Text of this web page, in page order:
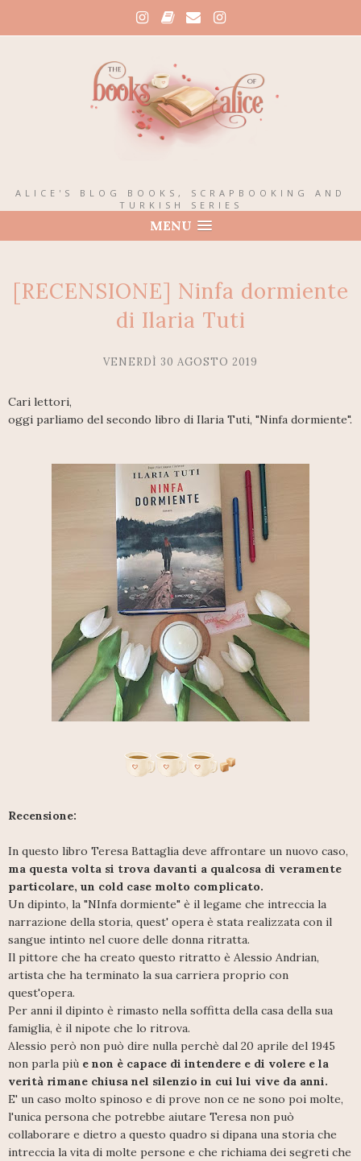
ALICE'S BLOG BOOKS, SCRAPBOOKING AND
TURKISH SERIES
MENU
[RECENSIONE] Ninfa dormiente
di Ilaria Tuti
VENERDÌ 30 AGOSTO 2019
Cari lettori,
oggi parliamo del secondo libro di Ilaria Tuti, "Ninfa dormiente".
Recensione:
In questo libro Teresa Battaglia deve affrontare un nuovo caso,
ma questa volta si trova davanti a qualcosa di veramente
particolare, un cold case molto complicato.
Un dipinto, la "NInfa dormiente" è il legame che intreccia la
narrazione della storia, quest' opera è stata realizzata con il
sangue intinto nel cuore delle donna ritratta.
Il pittore che ha creato questo ritratto è Alessio Andrian,
artista che ha terminato la sua carriera proprio con
quest'opera.
Per anni il dipinto è rimasto nella soffitta della casa della sua
famiglia, è il nipote che lo ritrova.
Alessio però non può dire nulla perchè dal 20 aprile del 1945
non parla più e non è capace di intendere e di volere e la
verità rimane chiusa nel silenzio in cui lui vive da anni.
E' un caso molto spinoso e di prove non ce ne sono poi molte,
l'unica persona che potrebbe aiutare Teresa non può
collaborare e dietro a questo quadro si dipana una storia che
intreccia la vita di molte persone e che richiama dei segreti che